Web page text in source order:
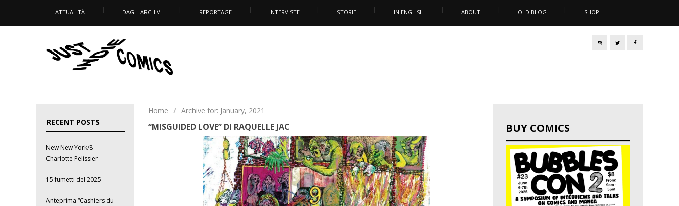
ATTUALITÀ DAGLI ARCHIVI REPORTAGE INTERVISTE STORIE IN ENGLISH ABOUT OLD BLOG SHOP
Home / Archive for: January, 2021
“MISGUIDED LOVE” DI RAQUELLE JAC
RECENT POSTS
New New York/8 –
Charlotte Pelissier
15 fumetti del 2025
Anteprima “Cashiers du
BUY COMICS